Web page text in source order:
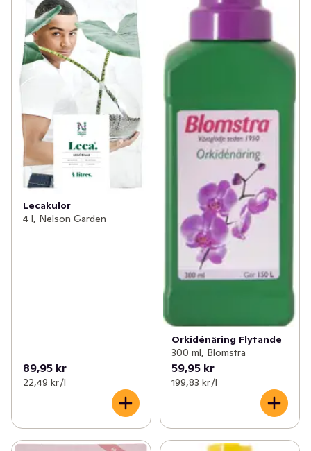
Lecakulor
4 l, Nelson Garden
89,95 kr
22,49 kr /l
Orkidénäring Flytande
300 ml, Blomstra
59,95 kr
199,83 kr /l